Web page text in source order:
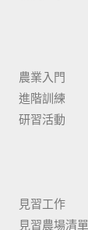
農業入門
進階訓練
研習活動
見習工作
見習農場清單